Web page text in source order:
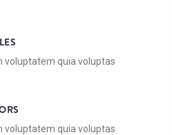
voluptatem quia voluptas
voluptatem quia voluptas